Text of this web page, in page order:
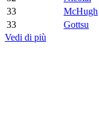
33
McHugh
33
Gottsu
Vedi di più